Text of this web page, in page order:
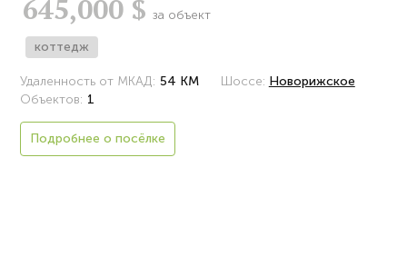
645,000 $ за объект
коттедж
Удаленность от МКАД: 54 КМ Шоссе: Новорижское
Объектов: 1
Подробнее о посёлке